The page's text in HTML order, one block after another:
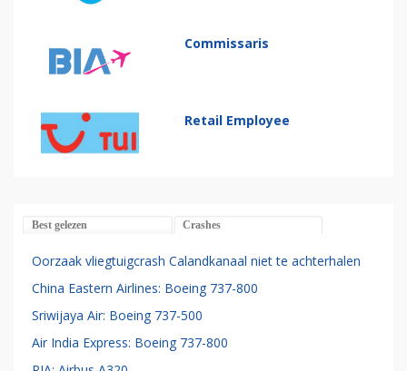
Commissaris
Retail Employee
Best gelezen Crashes
Oorzaak vliegtuigcrash Calandkanaal niet te achterhalen
China Eastern Airlines: Boeing 737-800
Sriwijaya Air: Boeing 737-500
Air India Express: Boeing 737-800